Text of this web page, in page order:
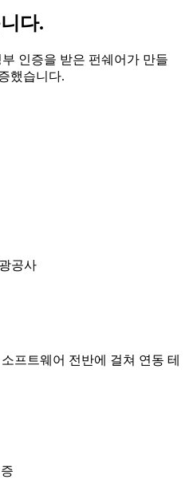
다.
인증을 받은 펀쉐어가 만들
했습니다.
공사
프트웨어 전반에 걸쳐 연동 테